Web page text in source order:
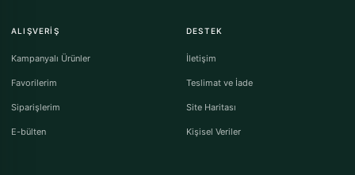
ALIŞVERIŞ
Kampanyalı Ürünler
Favorilerim
Siparişlerim
E-bülten
DESTEK
İletişim
Teslimat ve İade
Site Haritası
Kişisel Veriler